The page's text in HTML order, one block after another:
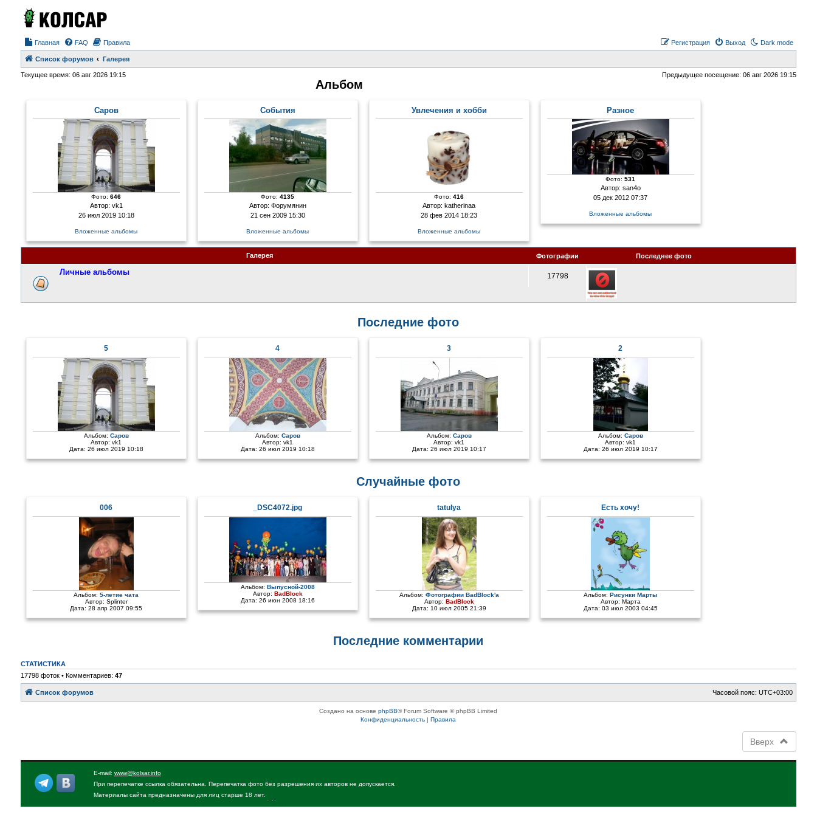
Главная Dark mode
FAQ Правила Выход
Регистрация
Список форумов Галерея
Предыдущее посещение: 06 авг 2026 19:15
Текущее время: 06 авг 2026 19:15
Альбом
Саров
Фото:646
Автор: vk1
26 июл 2019 10:18
Вложенные альбомы
События
Фото:4135
Автор: Форумянин
21 сен 2009 15:30
Вложенные альбомы
Увлечения и хобби
Фото:416
Автор:katherinaa
28 фев 2014 18:23
Вложенные альбомы
Разное
Фото:531
Автор: san4o
05 дек 2012 07:37
Вложенные альбомы
Галерея Фотографии Последнее фото
Личные альбомы 17798
Последние фото
5
Альбом: Саров
Автор:vk1
Дата: 26 июл 2019 10:18
4
Альбом: Саров
Автор:vk1
Дата: 26 июл 2019 10:18
3
Альбом: Саров
Автор:vk1
Дата: 26 июл 2019 10:17
2
Альбом: Саров
Автор:vk1
Дата: 26 июл 2019 10:17
Случайные фото
006
Альбом:5-летие чата
Автор: Splinter
Дата: 28 апр 2007 09:55
_DSC4072.jpg
Альбом: Выпусной-2008
Автор: BadBlock
Дата: 26 июн 2008 18:16
tatulya
Альбом: Фотографии BadBlock'a
Автор: BadBlock
Дата: 10 июл 2005 21:39
Есть хочу!
Альбом: Рисунки Марты
Автор: Марта
Дата: 03 июл 2003 04:45
Последние комментарии
СТАТИСТИКА
17798 фоток • Комментариев: 47
Список форумов Часовой пояс:UTC+03:00
Создано на основеphpBB® Forum Software © phpBB Limited
Конфиденциальность |Правила
Вверх
E-mail: www@kolsar.info
При перепечатке ссылка обязательна. Перепечатка фото без разрешения их авторов не допускается.
Материалы сайта предназначены для лиц старше 18 лет.